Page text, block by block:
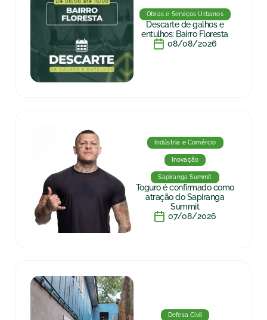
Obras e Serviços Urbanos
Descarte de galhos e
entulhos: Bairro Floresta
08/08/2026
Indústria e Comércio
Inovação
Sapiranga Summit
Toguro é confirmado como
atração do Sapiranga
Summit
07/08/2026
Defesa Civil